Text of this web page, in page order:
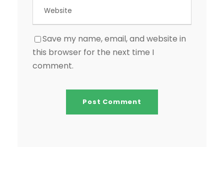
Save my name, email, and website in
this browser for the next time I
comment.